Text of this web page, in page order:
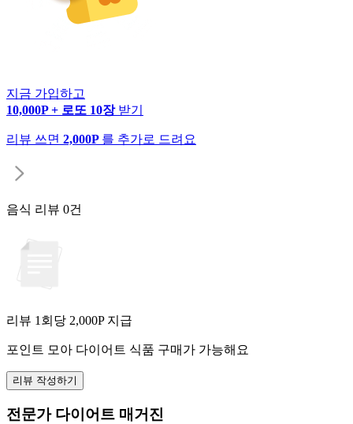
지금 가입하고
10,000P + 로또 10장 받기
리뷰 쓰면 2,000P 를 추가로 드려요
음식 리뷰 0건
리뷰 1회당 2,000P 지급
포인트 모아 다이어트 식품 구매가 가능해요
리뷰 작성하기
전문가 다이어트 매거진